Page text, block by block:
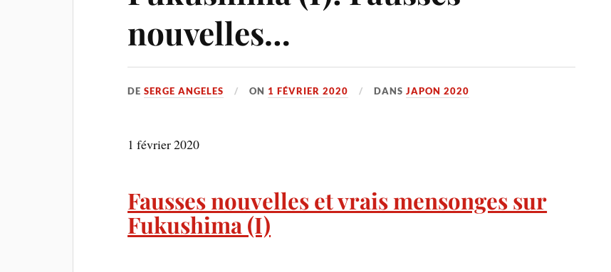
nouvelles…
DESERGE ANGELES ON 1 FÉVRIER 2020 DANSJAPON 2020
1 février 2020
Fausses nouvelles et vrais mensonges sur
Fukushima (I)